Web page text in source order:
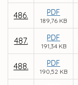
486. PDF
189,76 KB
487. PDF
191,34 KB
488. PDF
190,52 KB